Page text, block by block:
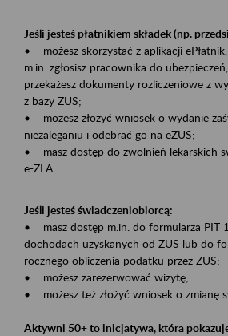
Jeśli jesteś płatnikiem składek (np.
• możesz skorzystać z aplikacji
m.in. zgłosisz pracownika do
przekażesz dokumenty rozliczeniowe z
z bazy ZUS;
• możesz złożyć wniosek o wydanie
niezaleganiu i odebrać go na eZUS;
• masz dostęp do zwolnień lekarskich
e-ZLA.
Jeśli jesteś świadczeniobiorcą:
• masz dostęp m.in. do formularza PIT
dochodach uzyskanych od ZUS lub do
rocznego obliczenia podatku przez ZUS;
• możesz zarezerwować wizytę;
• możesz też złożyć wniosek o zmianę
Aktywni 50+ to inicjatywa, która